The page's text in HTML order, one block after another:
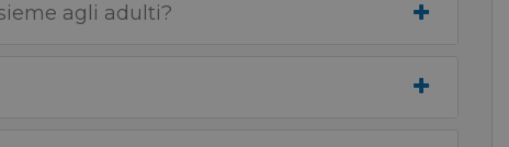
agli adulti?